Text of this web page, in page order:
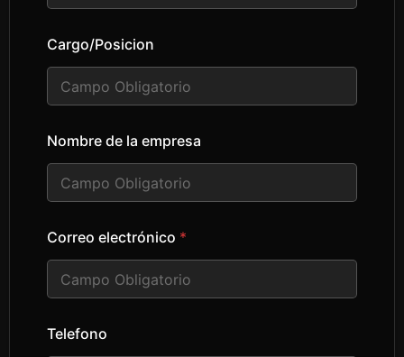
Cargo/Posicion
Nombre de la empresa
Correo electrónico *
Telefono